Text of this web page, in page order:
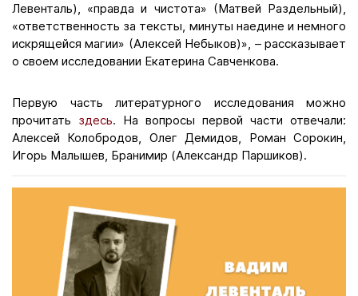
Левенталь), «правда и чистота» (Матвей Раздельный),
«ответственность за тексты, минуты наедине и немного
искрящейся магии» (Алексей Небыков)», – рассказывает
о своем исследовании Екатерина Савченкова.
Первую часть литературного исследования можно
прочитать здесь. На вопросы первой части отвечали:
Алексей Колобродов, Олег Демидов, Роман Сорокин,
Игорь Малышев, Бранимир (Александр Паршиков).